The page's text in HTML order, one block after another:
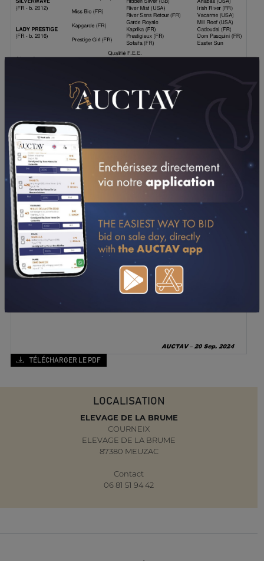
TÉLÉCHARGER LE PDF
LOCALISATION
ELEVAGE DE LA BRUME
COURNEIX
ELEVAGE DE LA BRUME
87380 MEUZAC
Contact
06 81 51 94 42